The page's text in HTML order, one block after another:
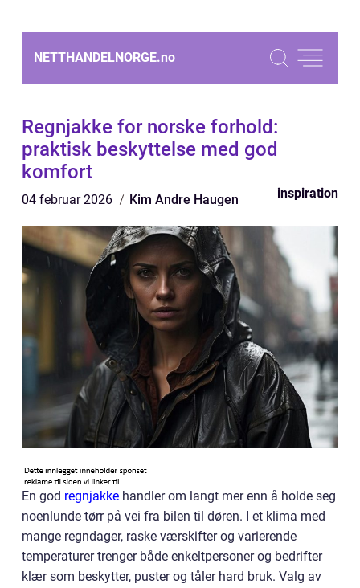
NETTHANDELNORGE.no
Regnjakke for norske forhold:
praktisk beskyttelse med god
komfort
04 februar 2026 Kim Andre Haugen inspiration
En god regnjakke handler om langt mer enn å holde seg
noenlunde tørr på vei fra bilen til døren. I et klima med
mange regndager, raske værskifter og varierende
temperaturer trenger både enkeltpersoner og bedrifter
klær som beskytter, puster og tåler hard bruk. Valg av